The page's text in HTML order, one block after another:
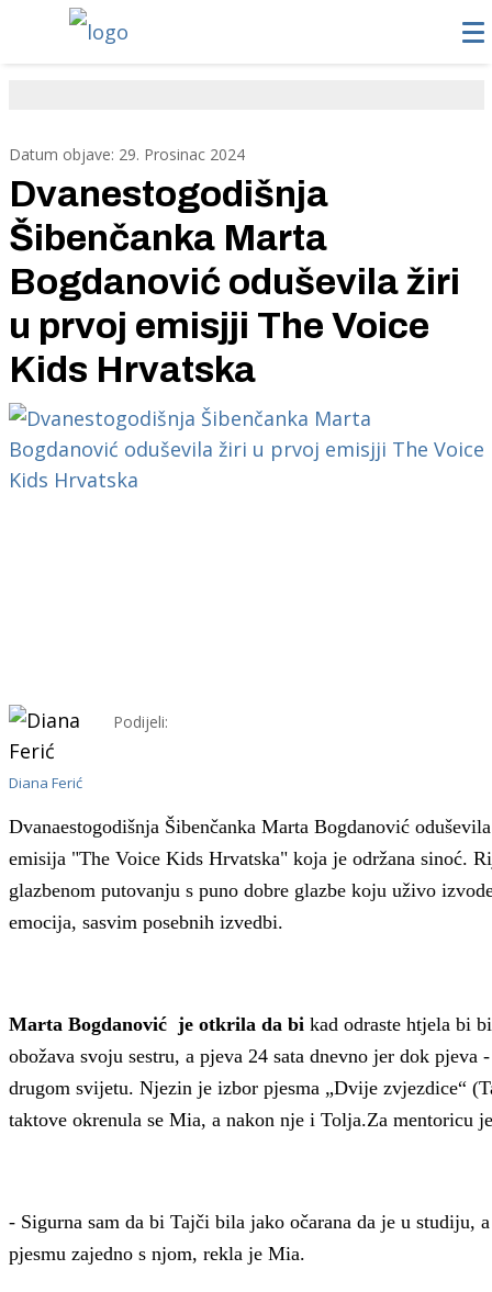
Datum objave: 29. Prosinac 2024
Dvanestogodišnja
Šibenčanka Marta
Bogdanović oduševila žiri
u prvoj emisjji The Voice
Kids Hrvatska
Diana Ferić
Podijeli:
Dvanaestogodišnja Šibenčanka Marta Bogdanović
emisija "The Voice Kids Hrvatska" koja je održana sinoć.
glazbenom putovanju s puno dobre glazbe koju uživo
emocija, sasvim posebnih izvedbi.
Marta Bogdanović je otkrila da bi kad odraste htjela bi
obožava svoju sestru, a pjeva 24 sata dnevno jer dok pjeva
drugom svijetu. Njezin je izbor pjesma „Dvije zvjezdice“
taktove okrenula se Mia, a nakon nje i Tolja.Za mentoricu
- Sigurna sam da bi Tajči bila jako očarana da je u studiju,
pjesmu zajedno s njom, rekla je Mia.